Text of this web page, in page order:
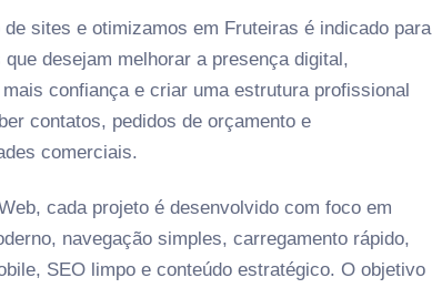
sites e otimizamos em Fruteiras é indicado para
que desejam melhorar a presença digital,
confiança e criar uma estrutura profissional
contatos, pedidos de orçamento e
comerciais.
cada projeto é desenvolvido com foco em
navegação simples, carregamento rápido,
SEO limpo e conteúdo estratégico. O objetivo